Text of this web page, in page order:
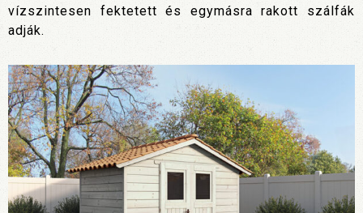
vízszintesen fektetett és egymásra rakott szálfák
adják.